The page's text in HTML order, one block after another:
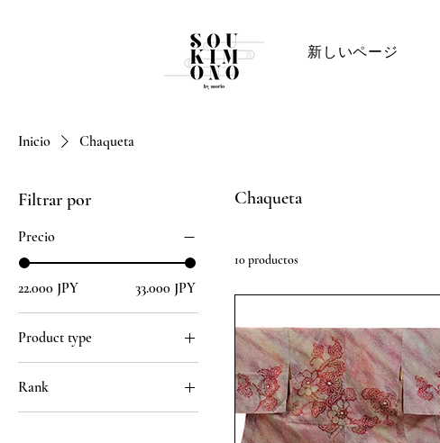
新しいページ
Inicio Chaqueta
Filtrar por
Precio
22.000 JPY 33.000 JPY
Product type
Rank
Chaqueta
10 productos